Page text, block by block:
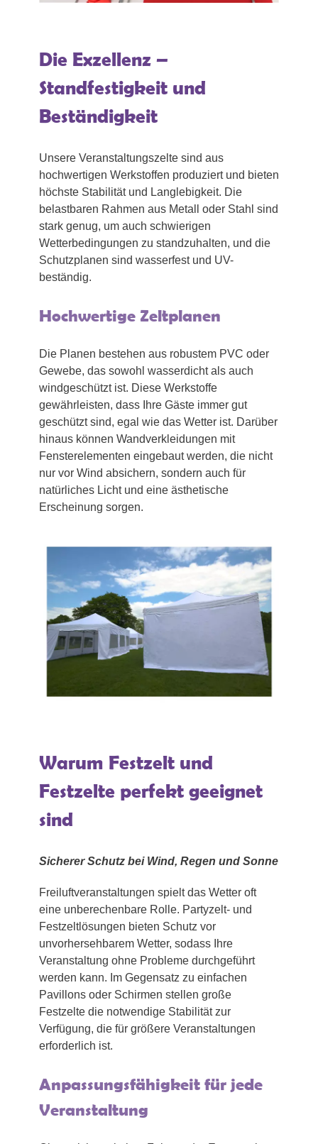
Die Exzellenz –
Standfestigkeit und
Beständigkeit
Unsere Veranstaltungszelte sind aus
hochwertigen Werkstoffen produziert und bieten
höchste Stabilität und Langlebigkeit. Die
belastbaren Rahmen aus Metall oder Stahl sind
stark genug, um auch schwierigen
Wetterbedingungen zu standzuhalten, und die
Schutzplanen sind wasserfest und UV-
beständig.
Hochwertige Zeltplanen
Die Planen bestehen aus robustem PVC oder
Gewebe, das sowohl wasserdicht als auch
windgeschützt ist. Diese Werkstoffe
gewährleisten, dass Ihre Gäste immer gut
geschützt sind, egal wie das Wetter ist. Darüber
hinaus können Wandverkleidungen mit
Fensterelementen eingebaut werden, die nicht
nur vor Wind absichern, sondern auch für
natürliches Licht und eine ästhetische
Erscheinung sorgen.
Warum Festzelt und
Festzelte perfekt geeignet
sind
Sicherer Schutz bei Wind, Regen und Sonne
Freiluftveranstaltungen spielt das Wetter oft
eine unberechenbare Rolle. Partyzelt- und
Festzeltlösungen bieten Schutz vor
unvorhersehbarem Wetter, sodass Ihre
Veranstaltung ohne Probleme durchgeführt
werden kann. Im Gegensatz zu einfachen
Pavillons oder Schirmen stellen große
Festzelte die notwendige Stabilität zur
Verfügung, die für größere Veranstaltungen
erforderlich ist.
Anpassungsfähigkeit für jede
Veranstaltung